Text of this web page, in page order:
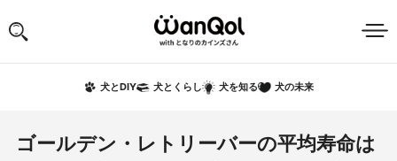
犬とDIY 犬とくらし 犬を知る 犬の未来
ゴールデン・レトリーバーの平均寿命は